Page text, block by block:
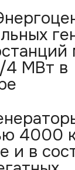
4 МВт в
4000
и в